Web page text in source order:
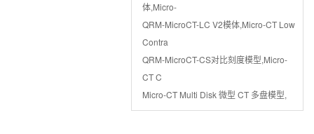
体,Micro-
QRM-MicroCT-LC V2模体,Micro-CT Low
Contra
QRM-MicroCT-CS对比刻度模型,Micro-
CT C
Micro-CT Multi Disk 微型 CT 多盘模型,